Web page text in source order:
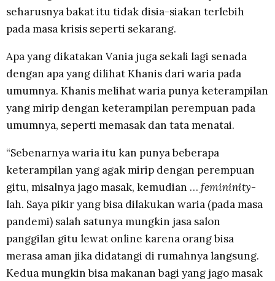
seharusnya bakat itu tidak disia-siakan terlebih
pada masa krisis seperti sekarang.
Apa yang dikatakan Vania juga sekali lagi senada
dengan apa yang dilihat Khanis dari waria pada
umumnya. Khanis melihat waria punya keterampilan
yang mirip dengan keterampilan perempuan pada
umumnya, seperti memasak dan tata menatai.
“Sebenarnya waria itu kan punya beberapa
keterampilan yang agak mirip dengan perempuan
gitu, misalnya jago masak, kemudian … femininity-
lah. Saya pikir yang bisa dilakukan waria (pada masa
pandemi) salah satunya mungkin jasa salon
panggilan gitu lewat online karena orang bisa
merasa aman jika didatangi di rumahnya langsung.
Kedua mungkin bisa makanan bagi yang jago masak